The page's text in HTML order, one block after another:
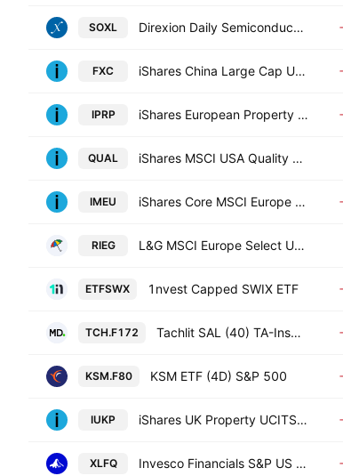
SOXL Direxion Daily Semiconductor Bull 3X ETF
FXC iShares China Large Cap UCITS ETF USD
IPRP iShares European Property Yield UCITS ETF
QUAL iShares MSCI USA Quality Factor ETF
IMEU iShares Core MSCI Europe UCITS ETF
RIEG L&G MSCI Europe Select UCITS ETF Accum Shs EUR
ETFSWX 1nvest Capped SWIX ETF
TCH.F172 Tachlit SAL (40) TA-Insurance Units
KSM.F80 KSM ETF (4D) S&P 500
IUKP iShares UK Property UCITS ETF
XLFQ Invesco Financials S&P US Select Sector UCITS ETF